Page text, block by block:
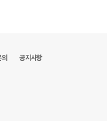
의 공지사항